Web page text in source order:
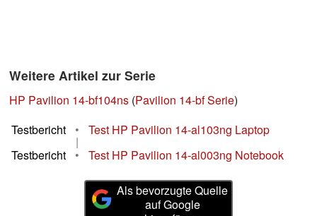
Weitere Artikel zur Serie
HP Pavilion 14-bf104ns (Pavilion 14-bf Serie)
Testbericht
• Test HP Pavilion 14-al103ng Laptop
|
Testbericht
• Test HP Pavilion 14-al003ng Notebook
Als bevorzugte Quelle
auf Google